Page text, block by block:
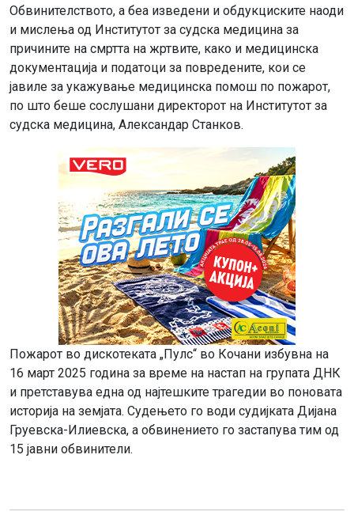
Обвинителството, а беа изведени и обдукциските наоди
и мислења од Институтот за судска медицина за
причините на смртта на жртвите, како и медицинска
документација и податоци за повредените, кои се
јавиле за укажување медицинска помош по пожарот,
по што беше сослушани директорот на Институтот за
судска медицина, Александар Станков.
Пожарот во дискотеката „Пулс“ во Кочани избувна на
16 март 2025 година за време на настап на групата ДНК
и претставува една од најтешките трагедии во поновата
историја на земјата. Судењето го води судијката Дијана
Груевска-Илиевска, а обвинението го застапува тим од
15 јавни обвинители.